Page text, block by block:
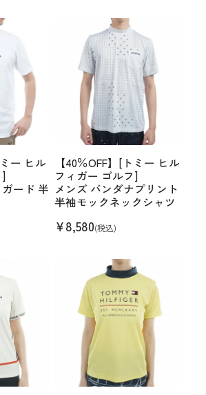
ー ヒル
ード 半
【40％OFF】[トミー ヒル
フィガー ゴルフ]
メンズ バンダナプリント
半袖モックネックシャツ
¥8,580(税込)